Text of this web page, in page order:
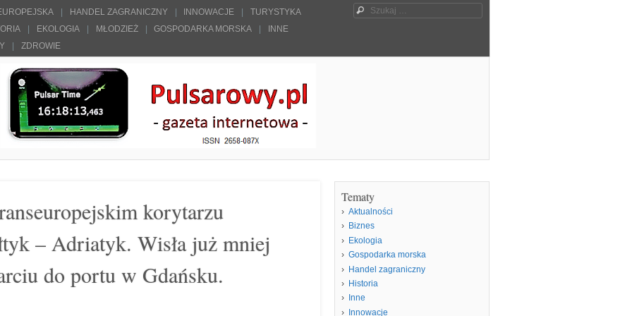
HANDEL ZAGRANICZNY INNOWACJE
TURYSTYKA
EKOLOGIA MŁODZIEŻ GOSPODARKA MORSKA
INNE
ZDROWIE
Szukaj
korytarzu
– Adriatyk. Wisła już mniej
do portu w Gdańsku.
Tematy
Aktualności
Biznes
Ekologia
Gospodarka morska
Handel zagraniczny
Historia
Inne
Innowacje